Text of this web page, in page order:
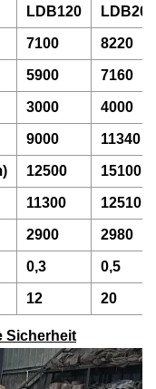
LDB120
7100 8220
5900 7160
3000 4000
9000 11340
12500 15100
11300 12510
2900 2980
0,3 0,5
12 20
Sicherheit